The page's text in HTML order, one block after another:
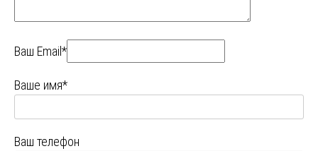
Ваш Email*
Ваше имя*
Ваш телефон